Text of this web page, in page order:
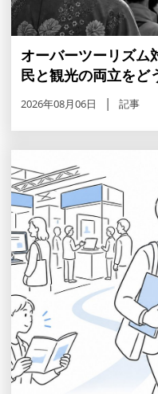
オーバーツーリズム
民と観光の両立をど
2026年08月06日 記事